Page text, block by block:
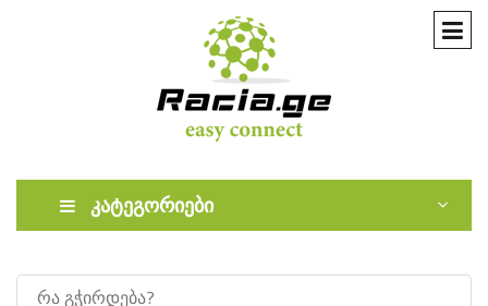
კატეგორიები